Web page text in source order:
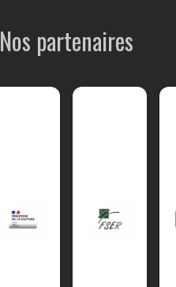
Nos partenaires